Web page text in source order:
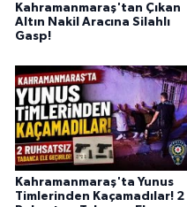
Kahramanmaraş'tan Çıkan
Altın Nakil Aracına Silahlı
Gasp!
Kahramanmaraş'ta Yunus
Timlerinden Kaçamadılar! 2
BİLİM TEKNOLOJİ
ASAYİŞ
SEÇİM 2015
ÇEVRE